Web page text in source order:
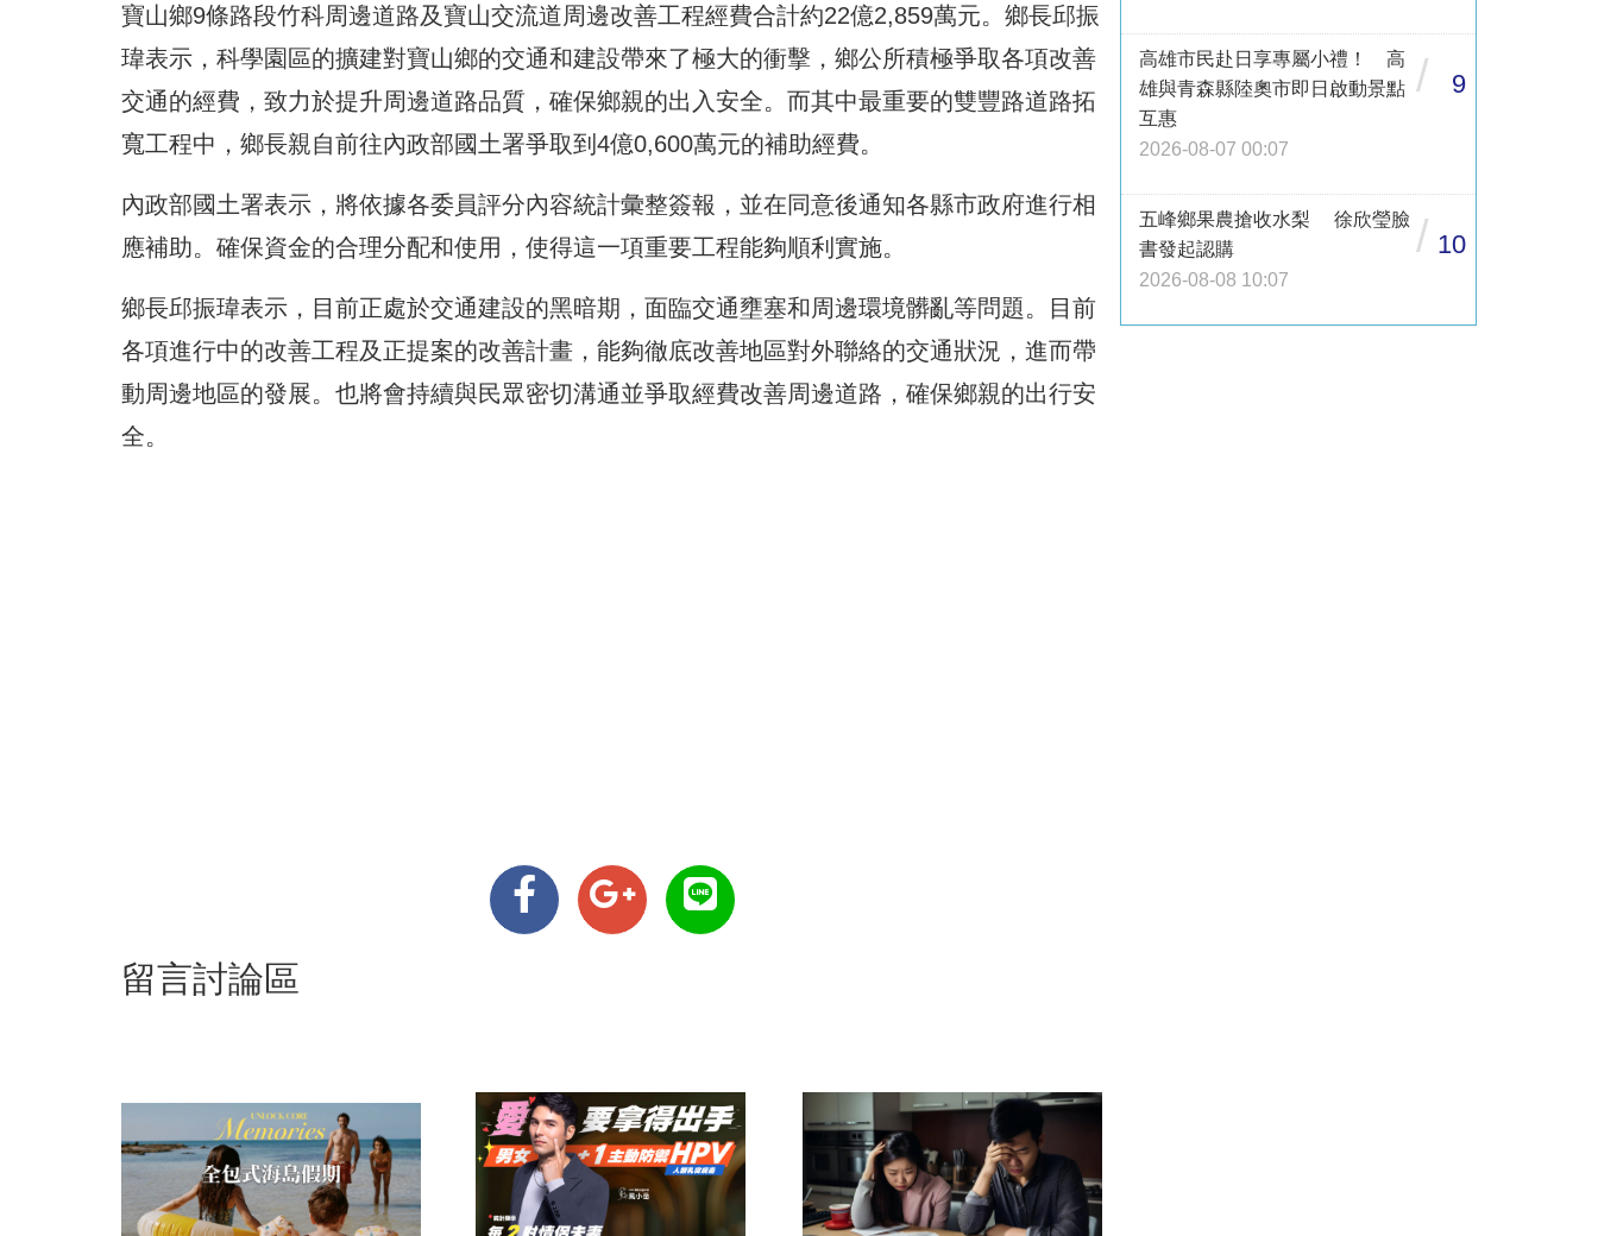
寶山鄉9條路段竹科周邊道路及寶山交流道周邊改善工程經費合計約22億2,859萬元。鄉長邱振
瑋表示，科學園區的擴建對寶山鄉的交通和建設帶來了極大的衝擊，鄉公所積極爭取各項改善
交通的經費，致力於提升周邊道路品質，確保鄉親的出入安全。而其中最重要的雙豐路道路拓
寬工程中，鄉長親自前往內政部國土署爭取到4億0,600萬元的補助經費。
內政部國土署表示，將依據各委員評分內容統計彙整簽報，並在同意後通知各縣市政府進行相
應補助。確保資金的合理分配和使用，使得這一項重要工程能夠順利實施。
鄉長邱振瑋表示，目前正處於交通建設的黑暗期，面臨交通壅塞和周邊環境髒亂等問題。目前
各項進行中的改善工程及正提案的改善計畫，能夠徹底改善地區對外聯絡的交通狀況，進而帶
動周邊地區的發展。也將會持續與民眾密切溝通並爭取經費改善周邊道路，確保鄉親的出行安
全。
留言討論區
高雄市民赴日享專屬小禮！ 高
雄與青森縣陸奧市即日啟動景點
互惠
2026-08-07 00:07
/ 9
五峰鄉果農搶收水梨 徐欣瑩臉
書發起認購
2026-08-08 10:07
/ 10